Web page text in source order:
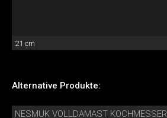
21 cm
Alternative Produkte:
NESMUK VOLLDAMAST KOCHMESSER